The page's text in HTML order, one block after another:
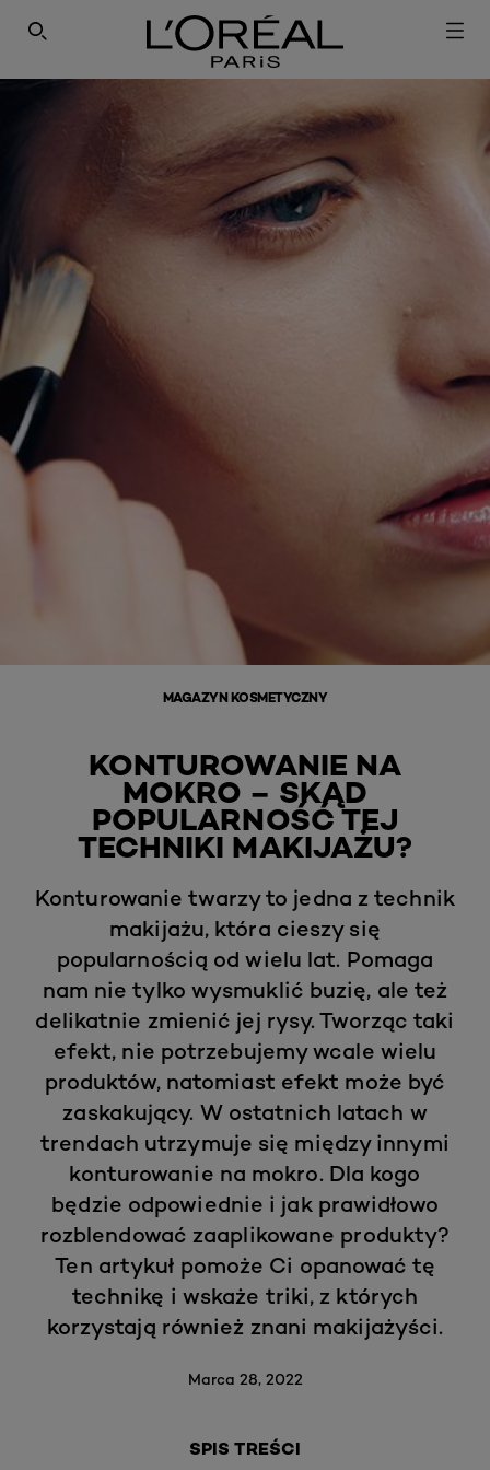
SEARCH THIS SITE
MAGAZYN KOSMETYCZNY
KONTUROWANIE NA
MOKRO – SKĄD
POPULARNOŚĆ TEJ
TECHNIKI MAKIJAŻU?
Konturowanie twarzy to jedna z technik
makijażu, która cieszy się
popularnością od wielu lat. Pomaga
nam nie tylko wysmuklić buzię, ale też
delikatnie zmienić jej rysy. Tworząc taki
efekt, nie potrzebujemy wcale wielu
produktów, natomiast efekt może być
zaskakujący. W ostatnich latach w
trendach utrzymuje się między innymi
konturowanie na mokro. Dla kogo
będzie odpowiednie i jak prawidłowo
rozblendować zaaplikowane produkty?
Ten artykuł pomoże Ci opanować tę
technikę i wskaże triki, z których
korzystają również znani makijażyści.
Marca 28, 2022
SPIS TREŚCI